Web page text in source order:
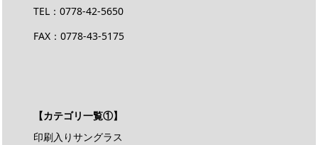
TEL：0778-42-5650
FAX：0778-43-5175
【カテゴリ一覧①】
印刷入りサングラス